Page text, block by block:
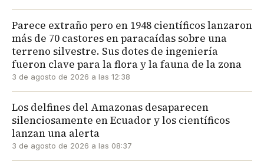
Parece extraño pero en 1948 científicos lanzaron
más de 70 castores en paracaídas sobre una
terreno silvestre. Sus dotes de ingeniería
fueron clave para la flora y la fauna de la zona
3 de agosto de 2026 a las 12:38
Los delfines del Amazonas desaparecen
silenciosamente en Ecuador y los científicos
lanzan una alerta
3 de agosto de 2026 a las 08:37